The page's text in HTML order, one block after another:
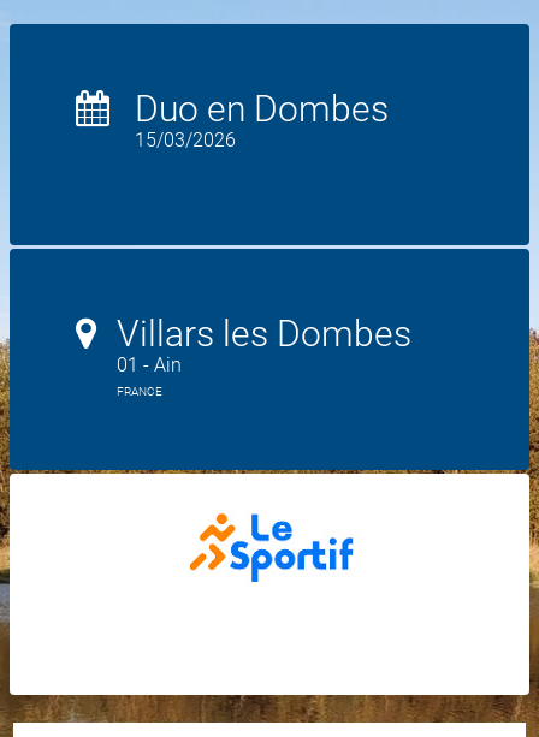
Duo en Dombes
15/03/2026
Villars les Dombes
01 - Ain
FRANCE